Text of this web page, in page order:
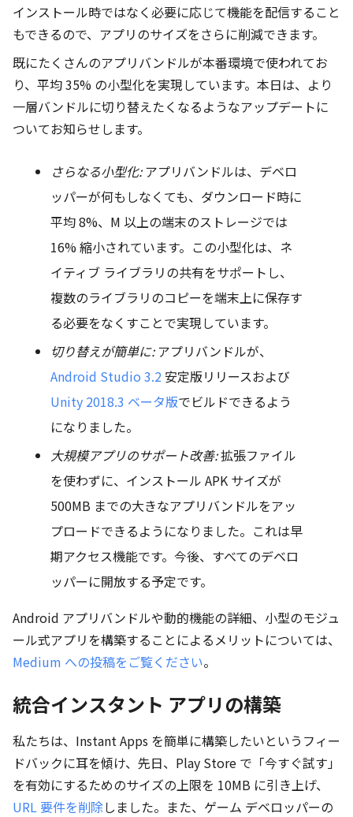
インストール時ではなく必要に応じて機能を配信すること
もできるので、アプリのサイズをさらに削減できます。
既にたくさんのアプリバンドルが本番環境で使われてお
り、平均 35% の小型化を実現しています。本日は、より
一層バンドルに切り替えたくなるようなアップデートに
ついてお知らせします。
さらなる小型化:アプリバンドルは、デベロ
ッパーが何もしなくても、ダウンロード時に
平均 8%、M 以上の端末のストレージでは
16% 縮小されています。この小型化は、ネ
イティブ ライブラリの共有をサポートし、
複数のライブラリのコピーを端末上に保存す
る必要をなくすことで実現しています。
切り替えが簡単に:アプリバンドルが、
Android Studio 3.2 安定版リリースおよび
Unity 2018.3 ベータ版でビルドできるよう
になりました。
大規模アプリのサポート改善:拡張ファイル
を使わずに、インストール APK サイズが
500MB までの大きなアプリバンドルをアッ
プロードできるようになりました。これは早
期アクセス機能です。今後、すべてのデベロ
ッパーに開放する予定です。
Android アプリバンドルや動的機能の詳細、小型のモジュ
ール式アプリを構築することによるメリットについては、
Medium への投稿をご覧ください。
統合インスタント アプリの構築
私たちは、Instant Apps を簡単に構築したいというフィー
ドバックに耳を傾け、先日、Play Store で「今すぐ試す」
を有効にするためのサイズの上限を 10MB に引き上げ、
URL 要件を削除しました。また、ゲーム デベロッパーの